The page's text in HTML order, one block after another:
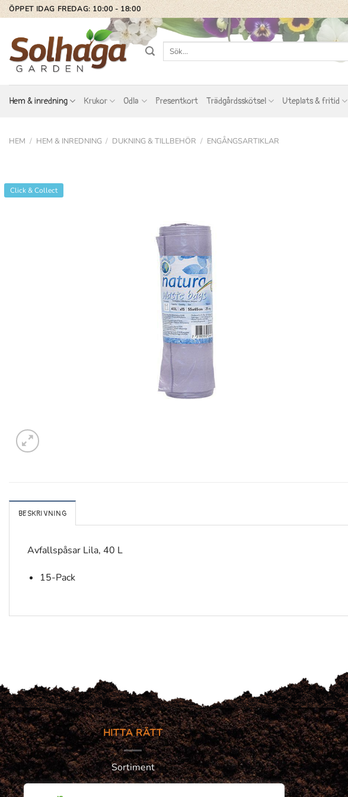
Skip
to
content
ÖPPET IDAG FREDAG: 10:00 - 18:00
Sök
Hem & inredning Krukor Odla Presentkort Trädgårdsskötsel Uteplats & fritid
HEM / HEM & INREDNING / DUKNING & TILLBEHÖR / ENGÅNGSARTIKLAR
Click & Collect
BESKRIVNING
Avfallspåsar Lila, 40 L
15-Pack
HITTA RÄTT
Sortiment
Solhaga tipsar